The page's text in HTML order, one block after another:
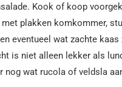
Kook of koop
plakken komkommer,
eventueel wat zachte
is niet alleen lekker als
nog wat rucola of veldsla